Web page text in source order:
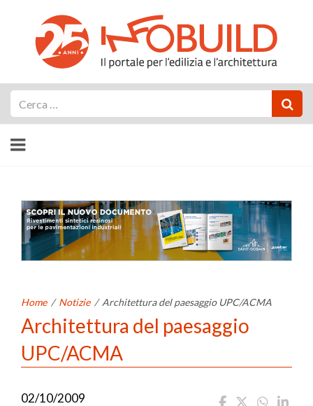
Home / Notizie / Architettura del paesaggio UPC/ACMA
Architettura del paesaggio
UPC/ACMA
02/10/2009